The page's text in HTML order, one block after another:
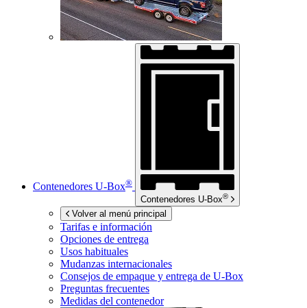
Contenedores U-Box®
Contenedores U-Box®
Volver al menú principal
Tarifas e información
Opciones de entrega
Usos habituales
Mudanzas internacionales
Consejos de empaque y entrega de U-Box
Preguntas frecuentes
Medidas del contenedor